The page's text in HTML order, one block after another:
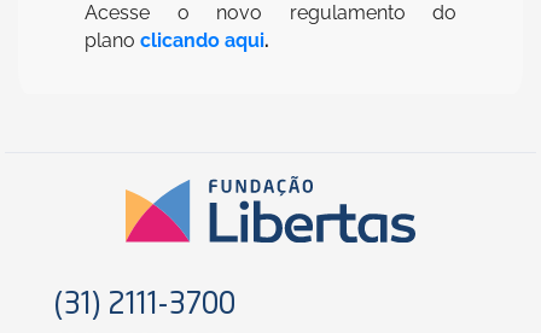
Acesse o novo regulamento do
plano clicando aqui.
(31) 2111-3700